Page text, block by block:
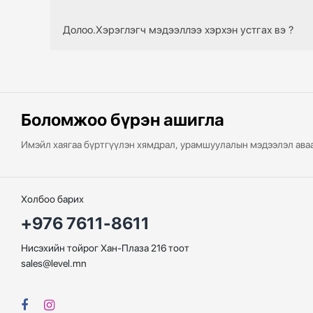
бүртгүүлсэн цахим хаяг руу тухай бүрд нь мэдээлэл
Долоо.Хэрэглэгч мэдээллээ хэрхэн устгах вэ ?
Боломжоо бүрэн ашигла
Имэйл хаягаа бүртгүүлэн хямдрал, урамшуулалын мэдээлэл
Холбоо барих
+976 7611-8611
Нисэхийн тойрог Хан-Плаза 216 тоот
sales@level.mn